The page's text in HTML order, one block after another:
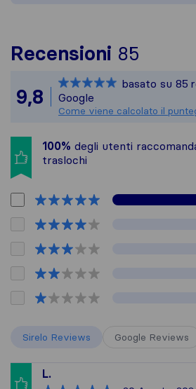
Recensioni 85
Tutte
9,8
basato su 85
Google
Come viene calcolato il
100% degli utenti
traslochi
Sirelo Reviews Google Reviews
L.